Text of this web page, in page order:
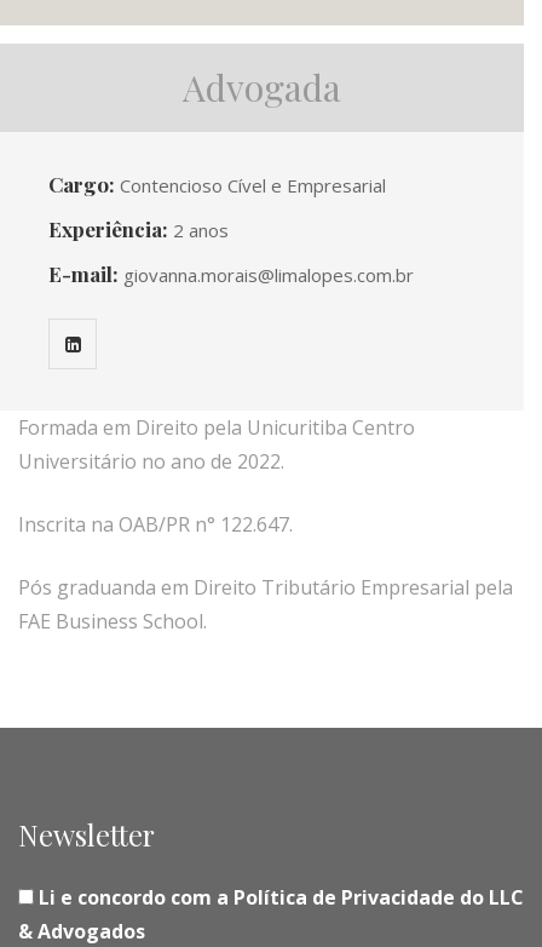
Advogada
Cargo: Contencioso Cível e Empresarial
Experiência: 2 anos
E-mail: giovanna.morais@limalopes.com.br
Formada em Direito pela Unicuritiba Centro
Universitário no ano de 2022.
Inscrita na OAB/PR n° 122.647.
Pós graduanda em Direito Tributário Empresarial pela
FAE Business School.
Newsletter
Li e concordo com a Política de Privacidade do LLC
& Advogados